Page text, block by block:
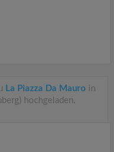
La Piazza Da Mauro in
hochgeladen.